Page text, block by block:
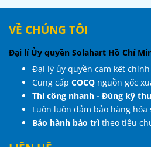
VỀ CHÚNG TÔI
Đại lí Ủy quyền Solahart Hồ Chí
Đại lý ủy quyền cam kết
Cung cấp COCQ nguồn gốc
Thi công nhanh - Đúng kỹ
Luôn luôn đảm bảo hàng hóa
Bảo hành bảo trì theo tiêu